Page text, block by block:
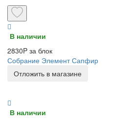
В наличии
2830P за блок
Собрание Элемент Сапфир
Отложить в магазине
В наличии